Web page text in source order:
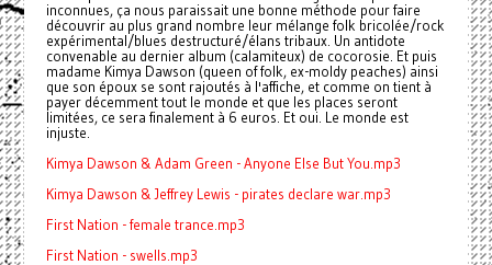
inconnues, ça nous paraissait une bonne méthode pour faire
découvrir au plus grand nombre leur mélange folk bricolée/rock
expérimental/blues destructuré/élans tribaux. Un antidote
convenable au dernier album (calamiteux) de cocorosie. Et puis
madame Kimya Dawson (queen of folk, ex-moldy peaches) ainsi
que son époux se sont rajoutés à l'affiche, et comme on tient à
payer décemment tout le monde et que les places seront
limitées, ce sera finalement à 6 euros. Et oui. Le monde est
injuste.
Kimya Dawson & Adam Green - Anyone Else But You.mp3
Kimya Dawson & Jeffrey Lewis - pirates declare war.mp3
First Nation - female trance.mp3
First Nation - swells.mp3